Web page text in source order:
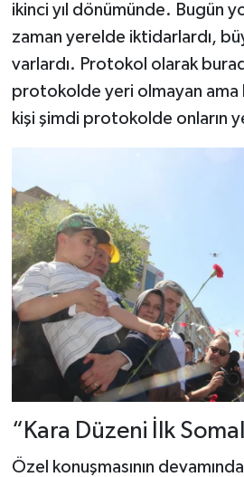
ikinci yıl dönümünde. Bugün
zaman yerelde iktidarlardı,
varlardı. Protokol olarak
protokolde yeri olmayan ama
kişi şimdi protokolde onların
“Kara Düzeni İlk
Özel konuşmasının